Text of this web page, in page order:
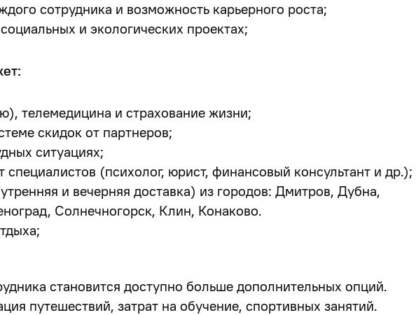
сотрудника и возможность карьерного роста;
и экологических проектах;
телемедицина и страхование жизни;
скидок от партнеров;
ситуациях;
специалистов (психолог, юрист, финансовый консультант и др.);
и вечерняя доставка) из городов: Дмитров, Дубна,
Солнечногорск, Клин, Конаково.
становится доступно больше дополнительных опций.
путешествий, затрат на обучение, спортивных занятий.